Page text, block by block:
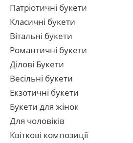
Патріотичні букети
Класичні букети
Вітальні букети
Романтичні букети
Ділові Букети
Весільні букети
Екзотичні букети
Букети для жінок
Для чоловіків
Квіткові композиції